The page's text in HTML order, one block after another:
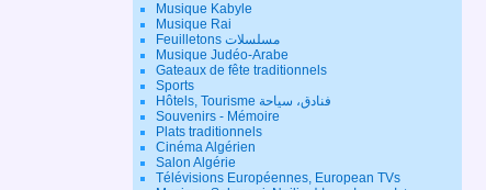
Musique Kabyle
Musique Rai
Feuilletons مسلسلات
Musique Judéo-Arabe
Gateaux de fête traditionnels
Sports
Hôtels, Tourisme فنادق، سياحة
Souvenirs - Mémoire
Plats traditionnels
Cinéma Algérien
Salon Algérie
Télévisions Européennes, European TVs